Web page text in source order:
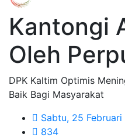
Kantongi
Oleh
DPK Kaltim Optimis
Baik Bagi Masyarakat
Sabtu, 25
834